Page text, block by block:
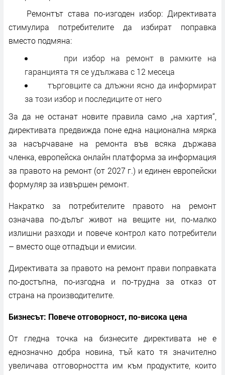
Ремонтът става по-изгоден избор: Директивата
стимулира потребителите да избират поправка
вместо подмяна:
при избор на ремонт в рамките на
гаранцията тя се удължава с 12 месеца
търговците са длъжни ясно да информират
за този избор и последиците от него
За да не останат новите правила само „на хартия“,
директивата предвижда поне една национална мярка
за насърчаване на ремонта във всяка държава
членка, европейска онлайн платформа за информация
за правото на ремонт (от 2027 г.) и единен европейски
формуляр за извършен ремонт.
Накратко за потребителите правото на ремонт
означава по-дълъг живот на вещите ни, по-малко
излишни разходи и повече контрол като потребители
– вместо още отпадъци и емисии.
Директивата за правото на ремонт прави поправката
по-достъпна, по-изгодна и по-трудна за отказ от
страна на производителите.
Бизнесът: Повече отговорност, по-висока цена
От гледна точка на бизнесите директивата не е
еднозначно добра новина, тъй като тя значително
увеличава отговорността им към продуктите, които